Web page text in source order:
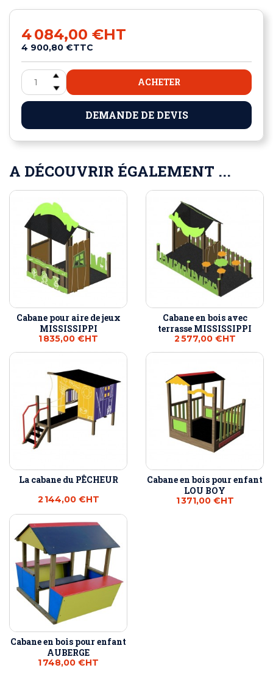
4 084,00 €HT
4 900,80 €TTC
ACHETER
DEMANDE DE DEVIS
A DÉCOUVRIR ÉGALEMENT ...
Cabane pour aire de jeux
MISSISSIPPI
1 835,00 €HT
Cabane en bois avec
terrasse MISSISSIPPI
2 577,00 €HT
La cabane du PÊCHEUR
2 144,00 €HT
Cabane en bois pour enfant
LOU BOY
1 371,00 €HT
Cabane en bois pour enfant
AUBERGE
1 748,00 €HT